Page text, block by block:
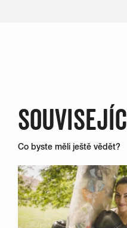
Co byste měli ještě vědět?